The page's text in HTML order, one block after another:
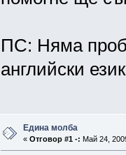
ПС: Няма
английски
Едина молба
« Отговор #1 -: Май 24,